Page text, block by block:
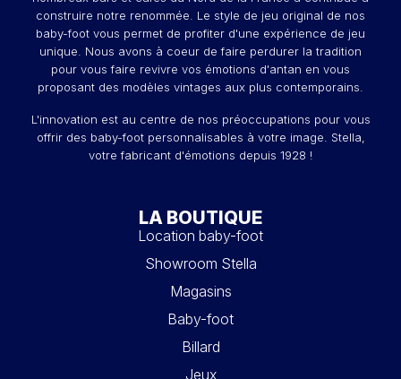
construire notre renommée. Le style de jeu original de nos
baby-foot vous permet de profiter d'une expérience de jeu
unique. Nous avons à coeur de faire perdurer la tradition
pour vous faire revivre vos émotions d'antan en vous
proposant des modèles vintages aux plus contemporains.
L'innovation est au centre de nos préoccupations pour vous
offrir des baby-foot personnalisables à votre image. Stella,
votre fabricant d'émotions depuis 1928 !
LA BOUTIQUE
Location baby-foot
Showroom Stella
Magasins
Baby-foot
Billard
Jeux